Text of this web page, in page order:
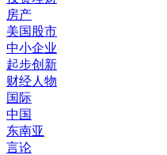
房产
美国股市
中小企业
起步创新
财经人物
国际
中国
东南亚
言论